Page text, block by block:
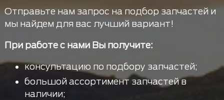
Отправьте нам запрос на подбор запчастей и
мы найдем для вас лучший вариант!
При работе с нами Вы получите:
консультацию по подбору запчастей;
большой ассортимент запчастей в
наличии;